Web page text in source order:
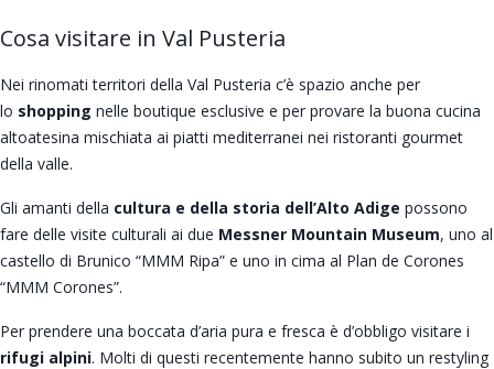
Cosa visitare in Val Pusteria
Nei rinomati territori della Val Pusteria c’è spazio anche per
lo shopping nelle boutique esclusive e per provare la buona cucina
altoatesina mischiata ai piatti mediterranei nei ristoranti gourmet
della valle.
Gli amanti della cultura e della storia dell’Alto Adige possono
fare delle visite culturali ai due Messner Mountain Museum, uno al
castello di Brunico “MMM Ripa” e uno in cima al Plan de Corones
“MMM Corones”.
Per prendere una boccata d’aria pura e fresca è d’obbligo visitare i
rifugi alpini. Molti di questi recentemente hanno subito un restyling